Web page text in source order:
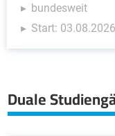
bundesweit
Start: 03.08.2026
Duale